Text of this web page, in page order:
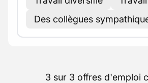
Des collègues
3 sur 3 offres d'emploi